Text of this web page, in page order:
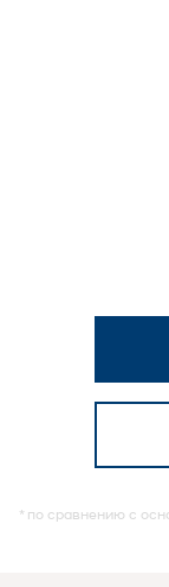
* по сравнению с